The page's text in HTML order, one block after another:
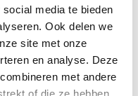
media te bieden
Ook delen we
site met onze
en analyse. Deze
met andere